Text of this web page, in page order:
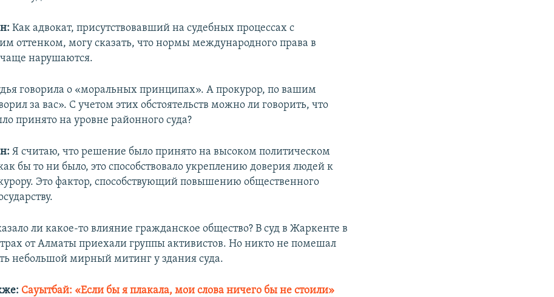
Как адвокат, присутствовавший на судебных процессах с
оттенком, могу сказать, что нормы международного права в
чаще нарушаются.
говорила о «моральных принципах». А прокурор, по вашим
за вас». С учетом этих обстоятельств можно ли говорить, что
принято на уровне районного суда?
Я считаю, что решение было принято на высоком политическом
бы то ни было, это способствовало укреплению доверия людей к
Это фактор, способствующий повышению общественного
ли какое-то влияние гражданское общество? В суд в Жаркенте в
от Алматы приехали группы активистов. Но никто не помешал
небольшой мирный митинг у здания суда.
Сауытбай: «Если бы я плакала, мои слова ничего бы не стоили»